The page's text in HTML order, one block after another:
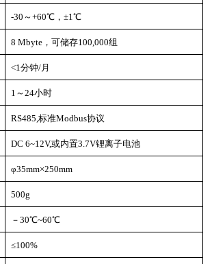
-30～+60℃，±1℃
8 Mbyte，可储存100,000组
<1分钟/月
1～24小时
RS485,标准Modbus协议
DC 6~12V,或内置3.7V锂离子电池
φ35mm×250mm
500g
－30℃~60℃
≤100%